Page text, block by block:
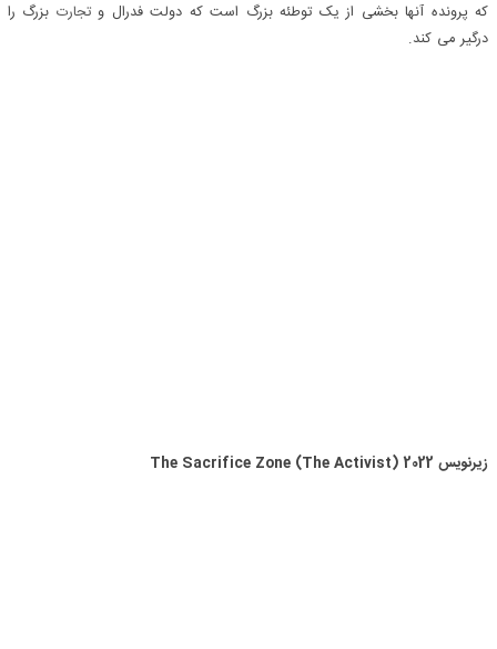
که پرونده آنها بخشی از یک توطئه بزرگ است که دولت فدرال وتجارت بزرگ را
درگیر می کند.
زیرنویس The Sacrifice Zone (The Activist) 2022